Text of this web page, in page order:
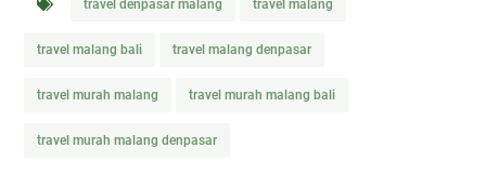
travel denpasar malang travel malang
travel malang bali travel malang denpasar
travel murah malang travel murah malang bali
travel murah malang denpasar